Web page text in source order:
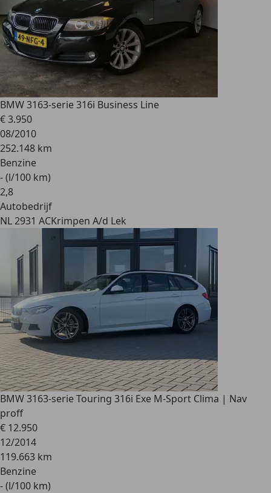
BMW 3163-serie 316i Business Line
€ 3.950
08/2010
252.148 km
Benzine
- (l/100 km)
2,8
Autobedrijf
NL 2931 ACKrimpen A/d Lek
BMW 3163-serie Touring 316i Exe M-Sport Clima | Nav
proff
€ 12.950
12/2014
119.663 km
Benzine
- (l/100 km)